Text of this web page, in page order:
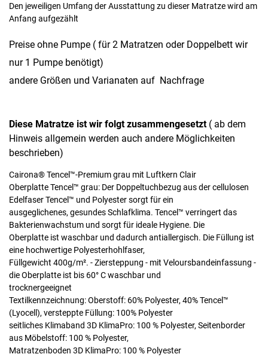
Den jeweiligen Umfang der Ausstattung zu dieser Matratze wird am
Anfang aufgezählt
Preise ohne Pumpe ( für 2 Matratzen oder Doppelbett wir
nur 1 Pumpe benötigt)
andere Größen und Varianaten auf Nachfrage
Diese Matratze ist wir folgt zusammengesetzt( ab dem
Hinweis allgemein werden auch andere Möglichkeiten
beschrieben)
Cairona® Tencel™-Premium grau mit Luftkern Clair
Oberplatte Tencel™ grau: Der Doppeltuchbezug aus der cellulosen
Edelfaser Tencel™ und Polyester sorgt für ein
ausgeglichenes, gesundes Schlafklima. Tencel™ verringert das
Bakterienwachstum und sorgt für ideale Hygiene. Die
Oberplatte ist waschbar und dadurch antiallergisch. Die Füllung ist
eine hochwertige Polyesterhohlfaser,
Füllgewicht 400g/m². - Ziersteppung - mit Veloursbandeinfassung -
die Oberplatte ist bis 60° C waschbar und
trocknergeeignet
Textilkennzeichnung: Oberstoff: 60% Polyester, 40% Tencel™
(Lyocell), versteppte Füllung: 100% Polyester
seitliches Klimaband 3D KlimaPro: 100 % Polyester, Seitenborder
aus Möbelstoff: 100 % Polyester,
Matratzenboden 3D KlimaPro: 100 % Polyester